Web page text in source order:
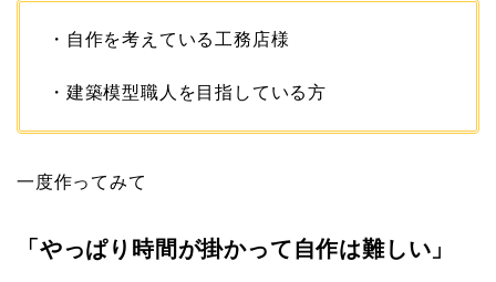
・自作を考えている工務店様
・建築模型職人を目指している方
一度作ってみて
「やっぱり時間が掛かって自作は難しい」